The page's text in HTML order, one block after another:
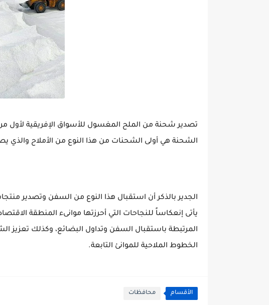
تصدير شحنة من الملح المغسول للأسواق الإفريقية لأول
الشحنة هي أولى الشحنات من هذا النوع من الأملاح والذي
الجدير بالذكر أن استقبال هذا النوع من السفن وتصدير
يأتى إنعكاساً للنجاحات التي أحرزتها موانىء المنطقة
المرتبطة باستقبال السفن وتداول البضائع، وكذلك تعزيز
الخطوط الملاحية للموانئ التابعة.
الأقسام محافظات